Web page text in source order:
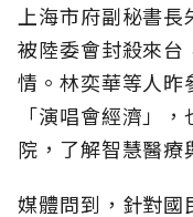
上海市府副秘書
被陸委會封殺來台
情。林奕華等人昨
「演唱會經濟」
院，了解智慧醫療
媒體問到，針對國